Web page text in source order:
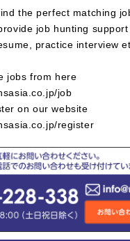
the perfect matching
job hunting
practice interview
jobs from here
job
on our website
register